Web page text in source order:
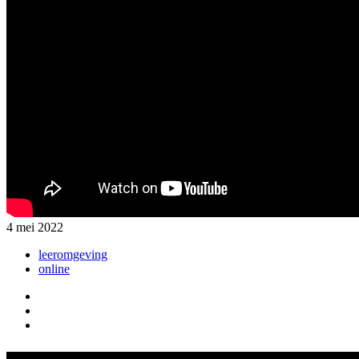
4 mei 2022
leeromgeving
online